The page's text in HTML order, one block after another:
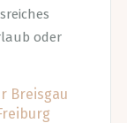
oder
Breisgau